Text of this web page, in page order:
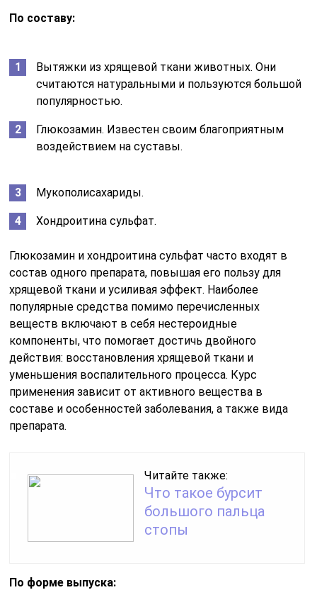
По составу:
Вытяжки из хрящевой ткани животных. Они
считаются натуральными и пользуются большой
популярностью.
Глюкозамин. Известен своим благоприятным
воздействием на суставы.
Мукополисахариды.
Хондроитина сульфат.
Глюкозамин и хондроитина сульфат часто входят в
состав одного препарата, повышая его пользу для
хрящевой ткани и усиливая эффект. Наиболее
популярные средства помимо перечисленных
веществ включают в себя нестероидные
компоненты, что помогает достичь двойного
действия: восстановления хрящевой ткани и
уменьшения воспалительного процесса. Курс
применения зависит от активного вещества в
составе и особенностей заболевания, а также вида
препарата.
Читайте также:
Что такое бурсит
большого пальца
стопы
По форме выпуска: